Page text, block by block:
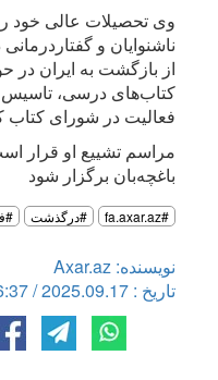
وی تحصیلات عالی خود
ناشنوایان و
از بازگشت به ایران در
کتاب‌های درسی، تاسیس
فعالیت در شورای
باغچه‌بان برگزار شود
#fa.axar.az #درگذشت
نویسنده: Axar.az
تاریخ : 2025.09.17 / 16:37